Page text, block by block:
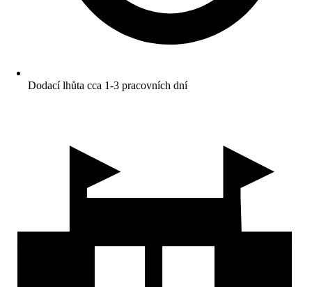
Dodací lhůta cca 1-3 pracovních dní